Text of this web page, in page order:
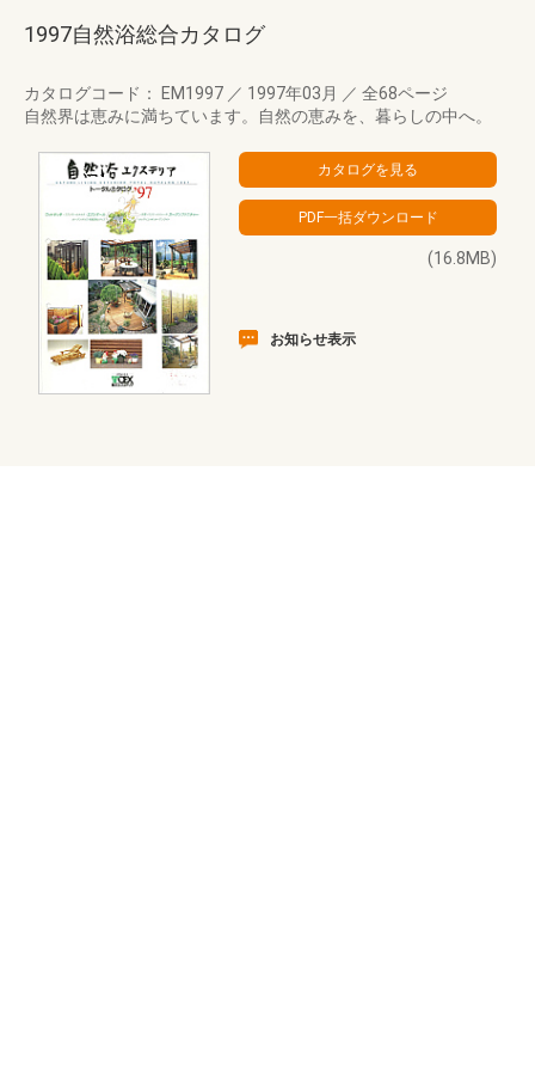
1997自然浴総合カタログ
カタログコード： EM1997 ／ 1997年03月 ／ 全68ページ
自然界は恵みに満ちています。自然の恵みを、暮らしの中へ。
(16.8MB)
お知らせ表示